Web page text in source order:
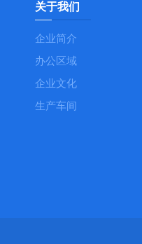
关于我们
企业简介
办公区域
企业文化
生产车间